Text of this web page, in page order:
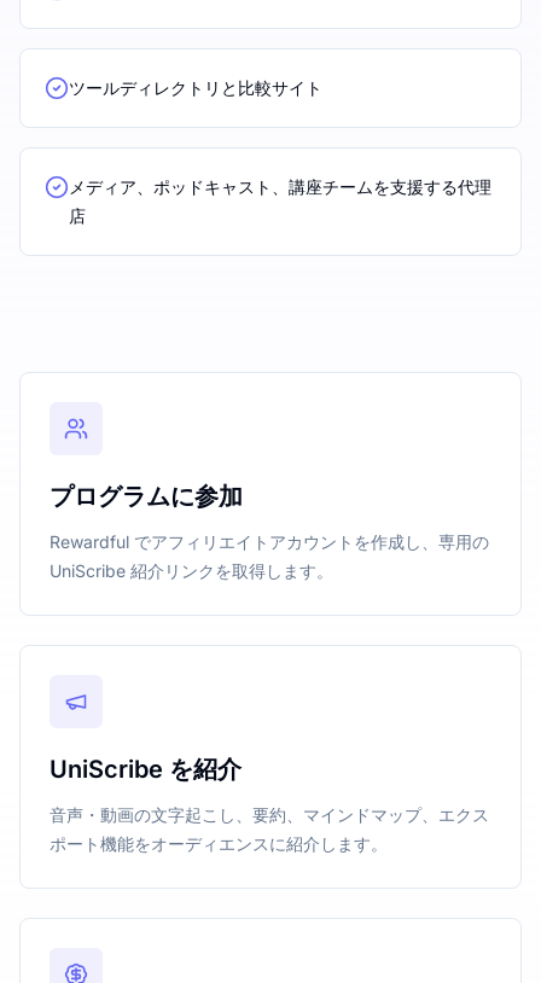
ツールディレクトリと比較サイト
メディア、ポッドキャスト、講座チームを支援する代理
店
プログラムに参加
Rewardful でアフィリエイトアカウントを作成し、専用の
UniScribe 紹介リンクを取得します。
UniScribe を紹介
音声・動画の文字起こし、要約、マインドマップ、エクス
ポート機能をオーディエンスに紹介します。